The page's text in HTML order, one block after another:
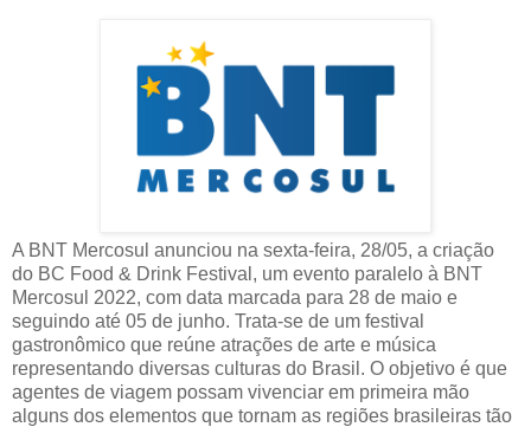
A BNT Mercosul anunciou na sexta-feira, 28/05, a criação
do BC Food & Drink Festival, um evento paralelo à BNT
Mercosul 2022, com data marcada para 28 de maio e
seguindo até 05 de junho. Trata-se de um festival
gastronômico que reúne atrações de arte e música
representando diversas culturas do Brasil. O objetivo é que
agentes de viagem possam vivenciar em primeira mão
alguns dos elementos que tornam as regiões brasileiras tão